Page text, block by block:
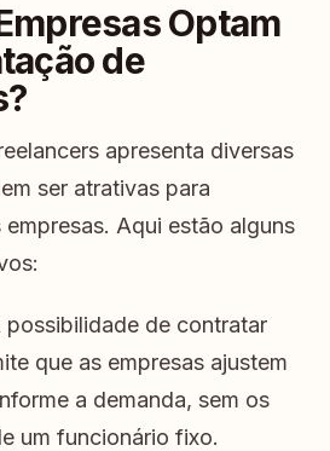
Optam
de
apresenta diversas
ser atrativas para
Aqui estão alguns
possibilidade de contratar
que as empresas ajustem
a demanda, sem os
um funcionário fixo.